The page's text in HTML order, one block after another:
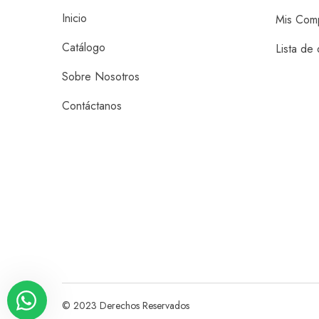
Inicio
Catálogo
Sobre Nosotros
Contáctanos
Mis
Lista de
© 2023 Derechos Reservados